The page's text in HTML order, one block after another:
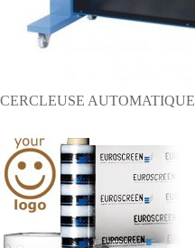
CERCLEUSE AUTOMATIQUE